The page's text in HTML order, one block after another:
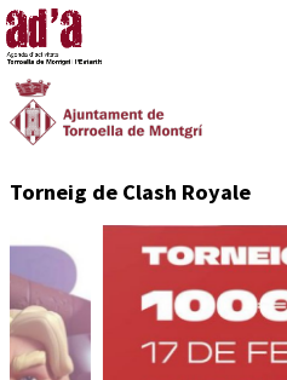
Torneig de Clash Royale